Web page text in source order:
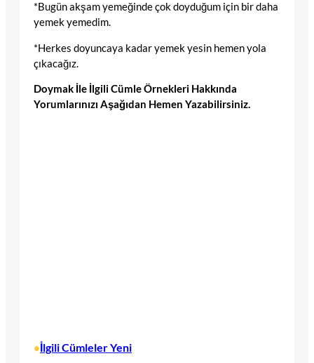
*Bugün akşam yemeğinde çok doyduğum için bir daha
yemek yemedim.
*Herkes doyuncaya kadar yemek yesin hemen yola
çıkacağız.
Doymak İle İlgili Cümle Örnekleri Hakkında
Yorumlarınızı Aşağıdan Hemen Yazabilirsiniz.
•İlgili Cümleler Yeni